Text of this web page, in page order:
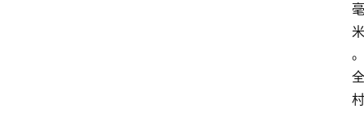
毫
米
。
全
村